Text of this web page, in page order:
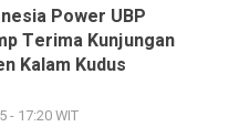
Power UBP
Terima Kunjungan
Kalam Kudus
- 17:20 WIT